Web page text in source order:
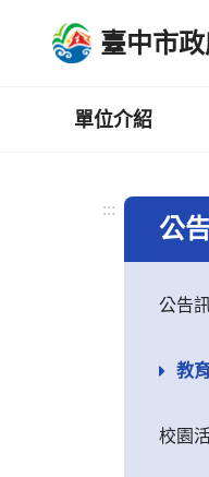
臺中市
單位介紹
:::
公
公告
教
校園